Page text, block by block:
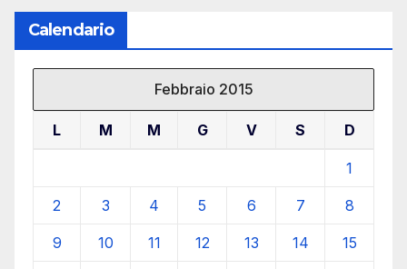
Calendario
Febbraio 2015
L M M G V S D
1
2 3 4 5 6 7 8
9 10 11 12 13 14 15